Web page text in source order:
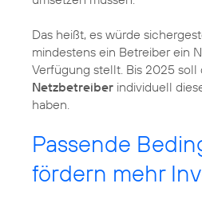
Das heißt, es würde
mindestens ein Betreiber ein
Verfügung stellt. Bis 2025 soll
Netzbetreiber individuell
haben.
Passende
fördern mehr